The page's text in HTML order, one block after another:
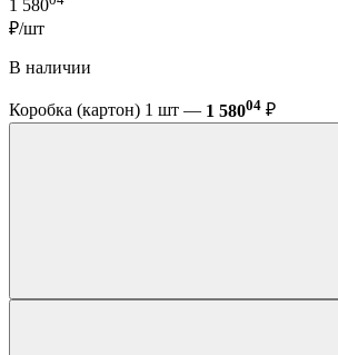
1 580
₽/шт
В наличии
Коробка (картон) 1 шт — 1 58004 ₽